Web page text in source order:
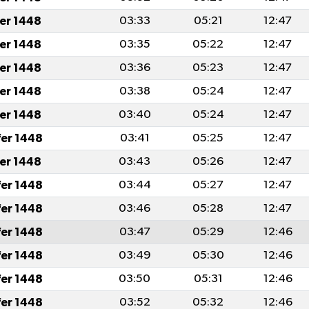
1448
03:33 05:21
12:47
1448
03:35 05:22
12:47
1448
03:36 05:23
12:47
1448
03:38 05:24
12:47
1448
03:40 05:24
12:47
1448
03:41 05:25
12:47
1448
03:43 05:26
12:47
1448
03:44 05:27
12:47
1448
03:46 05:28
12:47
1448
03:47 05:29
12:46
1448
03:49 05:30
12:46
1448
03:50 05:31
12:46
1448
03:52 05:32 12:46